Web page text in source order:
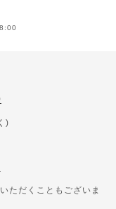
)
ただくこともございま